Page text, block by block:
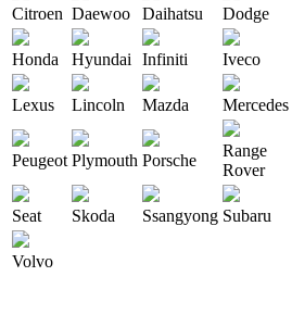
Citroen Daewoo Daihatsu Dodge
Honda Hyundai Infiniti Iveco
Lexus Lincoln Mazda Mercedes
Peugeot Plymouth Porsche
Range
Rover
Seat Skoda Ssangyong Subaru
Volvo